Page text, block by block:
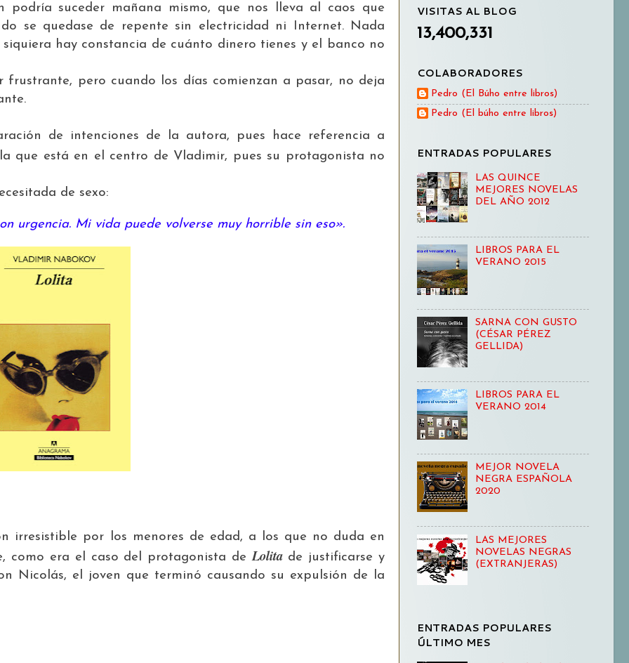
suceder mañana mismo, que nos lleva al caos que
se quedase de repente sin electricidad ni Internet. Nada
hay constancia de cuánto dinero tienes y el banco no
pero cuando los días comienzan a pasar, no deja
de intenciones de la autora, pues hace referencia a
que está en el centro de Vladimir, pues su protagonista no
de sexo:
urgencia. Mi vida puede volverse muy horrible sin eso».
irresistible por los menores de edad, a los que no duda en
como era el caso del protagonista deLolitade justificarse y
Nicolás, el joven que terminó causando su expulsión de la
VISITAS AL BLOG
13,400,331
COLABORADORES
Pedro (El Búho entre libros)
Pedro (El búho entre libros)
ENTRADAS POPULARES
LAS QUINCE
MEJORES NOVELAS
DEL AÑO 2012
LIBROS PARA EL
VERANO 2015
SARNA CON GUSTO
(CÉSAR PÉREZ
GELLIDA)
LIBROS PARA EL
VERANO 2014
MEJOR NOVELA
NEGRA ESPAÑOLA
2020
LAS MEJORES
NOVELAS NEGRAS
(EXTRANJERAS)
ENTRADAS POPULARES
ÚLTIMO MES